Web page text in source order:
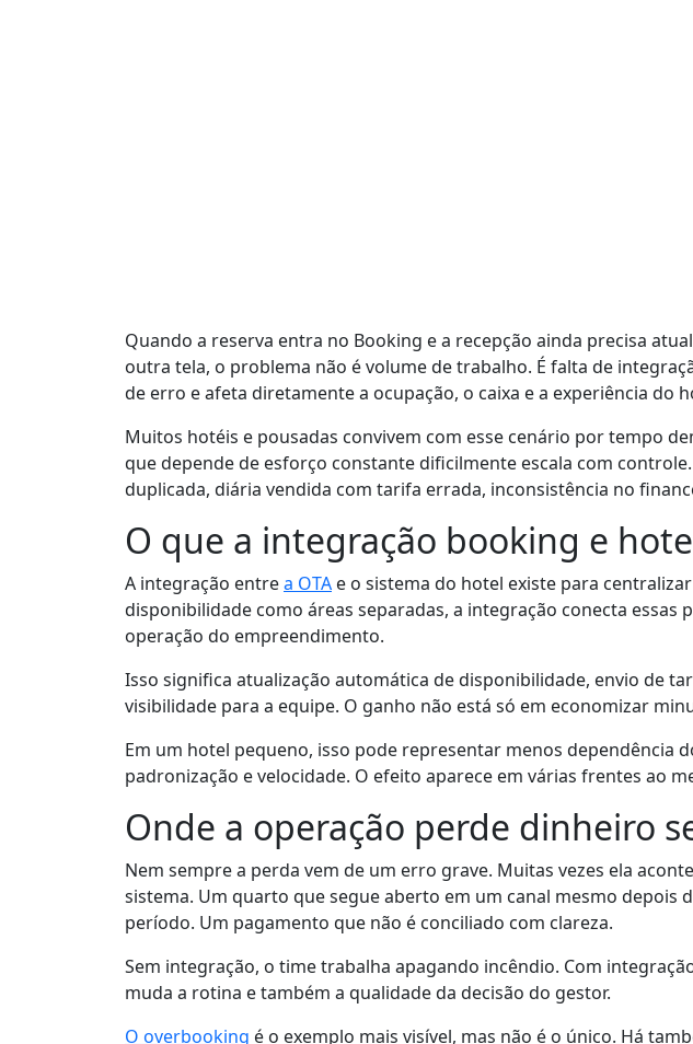
Quando a reserva entra no Booking e a recepção ainda precisa
outra tela, o problema não é volume de trabalho. É falta de
de erro e afeta diretamente a ocupação, o caixa e a experiência do
Muitos hotéis e pousadas convivem com esse cenário por tempo
que depende de esforço constante dificilmente escala com
duplicada, diária vendida com tarifa errada, inconsistência no
O que a integração booking e
A integração entrea OTA e o sistema do hotel existe para
disponibilidade como áreas separadas, a integração conecta
operação do empreendimento.
Isso significa atualização automática de disponibilidade, envio de
visibilidade para a equipe. O ganho não está só em economizar
Em um hotel pequeno, isso pode representar menos
padronização e velocidade. O efeito aparece em várias frentes ao
Onde a operação perde dinheiro
Nem sempre a perda vem de um erro grave. Muitas vezes ela
sistema. Um quarto que segue aberto em um canal mesmo
período. Um pagamento que não é conciliado com clareza.
Sem integração, o time trabalha apagando incêndio. Com
muda a rotina e também a qualidade da decisão do gestor.
O overbooking é o exemplo mais visível, mas não é o único. Há